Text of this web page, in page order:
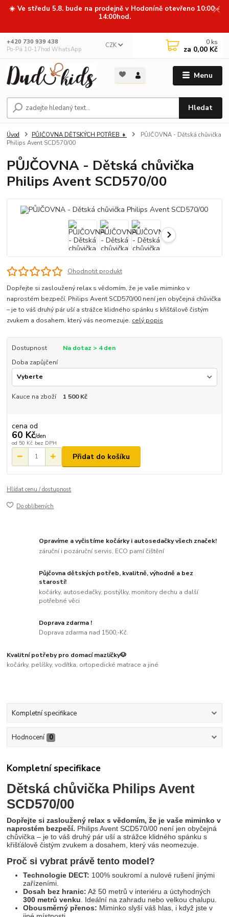
☀️ Ve středu 5.8. bude na prodejně v Hodoníně otevřeno 10:00 -
14:00hod.
Menu
CZK
Hledat
+420 730 939 438
Po-Pá 10-17hod WhatsApp
0 ks
za 0,00 Kč
Úvod PŮJČOVNA DĚTSKÝCH POTŘEB 👧
PŮJČOVNA - Dětská chůvička
Philips Avent SCD570/00
PŮJČOVNA - Dětská chůvička
Philips Avent SCD570/00
Ohodnotit produkt
Dopřejte si zasloužený relax s vědomím, že je vaše miminko v
naprostém bezpečí. Philips Avent SCD570/00 není jen obyčejná chůvička
– je to váš druhý pár uší a strážce klidného spánku s křišťálově čistým
zvukem a dosahem, který vás neomezuje. celý popis
Dostupnost
Na dotaz > 4 den
Doba zapůjčení
Kauce na zboží 1 500 Kč
cena od
60 Kč/den
od 50 Kč bez DPH
Přidat do košíku
Hlídat cenu / dostupnost
Do oblíbených
Opravíme a vyčistíme kočárky i autosedačky všech značek!
záruční i pozáruční servis, ECO parní čištění
Půjčovna dětských potřeb, kvalitně, výhodně a bez
starostí!
kočárky, autosedačky, postýlky, monitory dechu a další
potřebné věci
Doprava zdarma !
Doprava zdarma nad 1500,-Kč.
Kvalitní potřeby pro domací mazlíčky🐶
kočárky, pelíšky, vodítka, ortopedické matrace a jiné
Kompletní specifikace
Hodnocení 0
Kompletní specifikace
Dětská chůvička Philips Avent
SCD570/00
Dopřejte si zasloužený relax s vědomím, že je vaše miminko v
naprostém bezpečí. Philips Avent SCD570/00 není jen obyčejná
chůvička – je to váš druhý pár uší a strážce klidného spánku s
křišťálově čistým zvukem a dosahem, který vás neomezuje.
Proč si vybrat právě tento model?
Technologie DECT: 100% soukromí a nulové rušení jinými
zařízeními.
Dosah bez hranic: Až 50 metrů v interiéru a úctyhodných
300 metrů venku . Ideální na zahradu nebo velkou chalupu.
Obousměrný přenos: Miminko slyší váš hlas, i když jste v